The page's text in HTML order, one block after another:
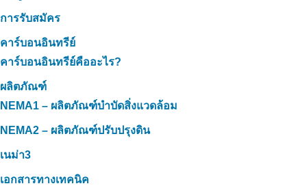
การรับสมัคร
คาร์บอนอินทรีย์
คาร์บอนอินทรีย์คืออะไร?
ผลิตภัณฑ์
NEMA1 – ผลิตภัณฑ์บำบัดสิ่งแวดล้อม
NEMA2 – ผลิตภัณฑ์ปรับปรุงดิน
เนม่า3
เอกสารทางเทคนิค